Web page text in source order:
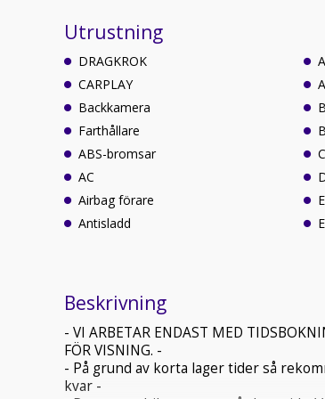
Utrustning
DRAGKROK
CARPLAY
Backkamera
Farthållare
ABS-bromsar
AC
Airbag förare
Antisladd
Beskrivning
- VI ARBETAR ENDAST MED
FÖR VISNING. -
- På grund av korta lager tider så
kvar -